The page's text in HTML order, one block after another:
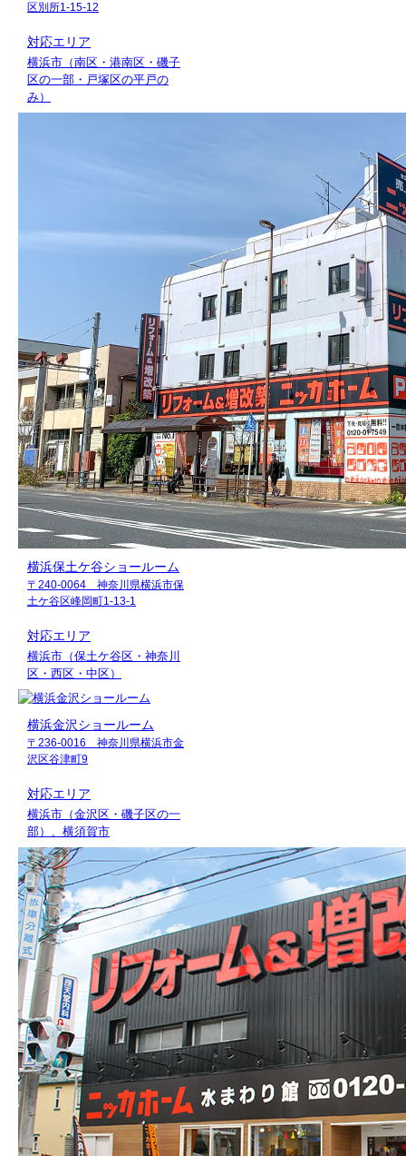
区別所1-15-12
対応エリア
横浜市（南区・港南区・磯子
区の一部・戸塚区の平戸の
み）
横浜保土ケ谷ショールーム
〒240-0064 神奈川県横浜市保
土ケ谷区峰岡町1-13-1
対応エリア
横浜市（保土ケ谷区・神奈川
区・西区・中区）
横浜金沢ショールーム
〒236-0016 神奈川県横浜市金
沢区谷津町9
対応エリア
横浜市（金沢区・磯子区の一
部）、横須賀市